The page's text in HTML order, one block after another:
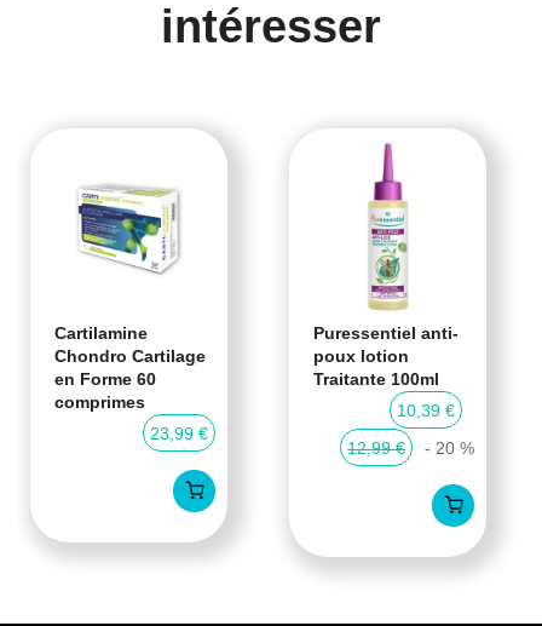
intéresser
Cartilamine
Chondro Cartilage
en Forme 60
comprimes
23,99 €
Puressentiel anti-
poux lotion
Traitante 100ml
10,39 €
12,99 €
- 20 %